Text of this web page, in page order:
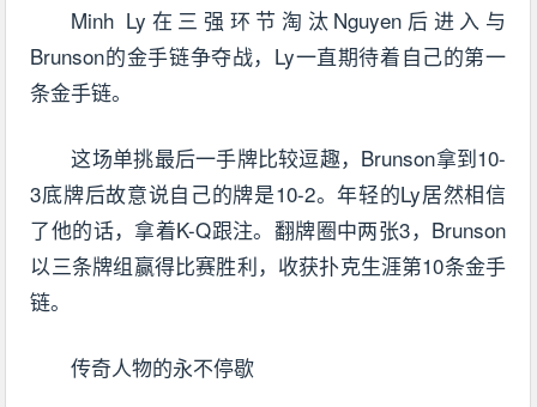
Minh Ly在三强环节淘汰Nguyen后进入与
Brunson的金手链争夺战，Ly一直期待着自己的第一
条金手链。
这场单挑最后一手牌比较逗趣，Brunson拿到10-
3底牌后故意说自己的牌是10-2。年轻的Ly居然相信
了他的话，拿着K-Q跟注。翻牌圈中两张3，Brunson
以三条牌组赢得比赛胜利，收获扑克生涯第10条金手
链。
传奇人物的永不停歇